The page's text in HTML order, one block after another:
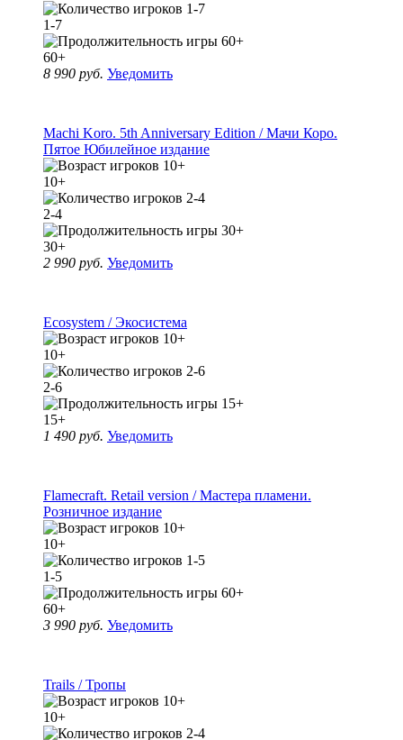
1-7
60+
8 990 руб. Уведомить
Machi Koro. 5th Anniversary Edition / Мачи Коро.
Пятое Юбилейное издание
10+
2-4
30+
2 990 руб. Уведомить
Ecosystem / Экосистема
10+
2-6
15+
1 490 руб. Уведомить
Flamecraft. Retail version / Мастера пламени.
Розничное издание
10+
1-5
60+
3 990 руб. Уведомить
Trails / Тропы
10+